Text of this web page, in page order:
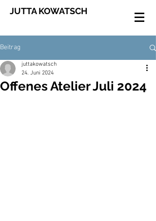
JUTTA KOWATSCH
Beitrag
Offenes Atelier Juli 2024
juttakowatsch
24. Juni 2024